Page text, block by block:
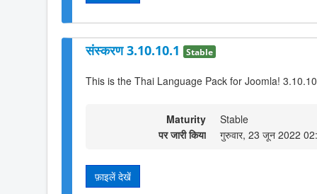
संस्करण 3.10.10.1 Stable
This is the Thai Language Pack for Joomla! 3.10.10
Maturity
Stable
पर जारी किया
गुरुवार, 23 जून 2022
फ़ाइलें देखें